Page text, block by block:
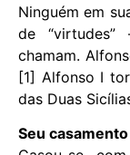
Ninguém em
de
chamam.
[1] Alfonso I
das Duas
Seu